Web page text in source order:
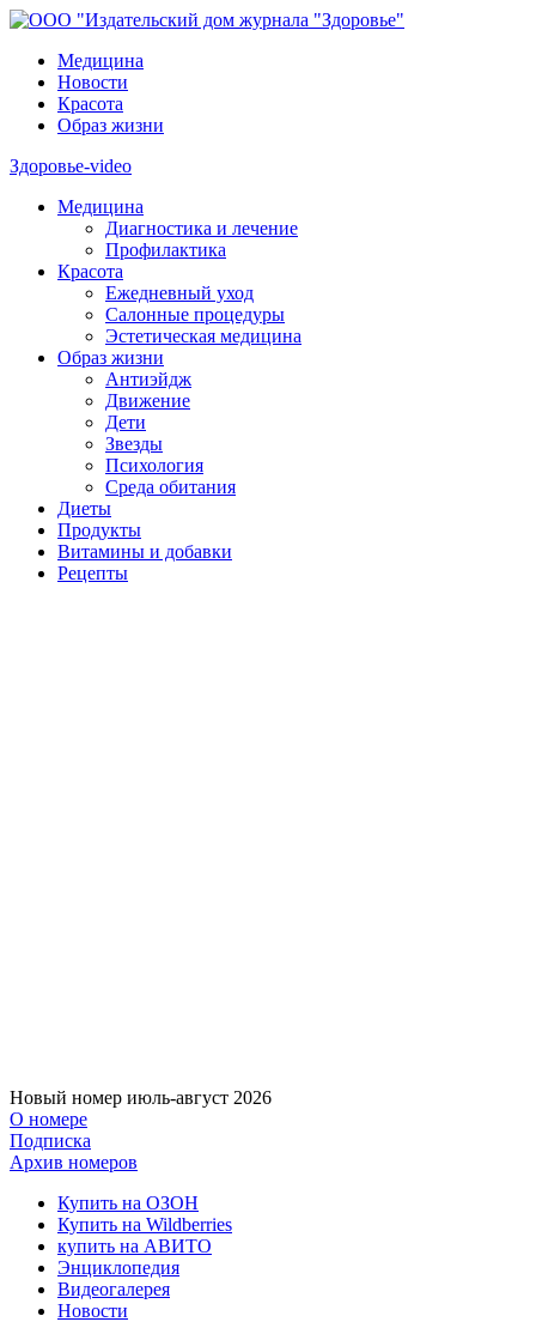
Медицина
Новости
Красота
Образ жизни
Здоровье-video
Медицина
Диагностика и лечение
Профилактика
Красота
Ежедневный уход
Салонные процедуры
Эстетическая медицина
Образ жизни
Антиэйдж
Движение
Дети
Звезды
Психология
Среда обитания
Диеты
Продукты
Витамины и добавки
Рецепты
Новый номер июль-август 2026
О номере
Подписка
Архив номеров
Купить на ОЗОН
Купить на Wildberries
купить на АВИТО
Энциклопедия
Видеогалерея
Новости